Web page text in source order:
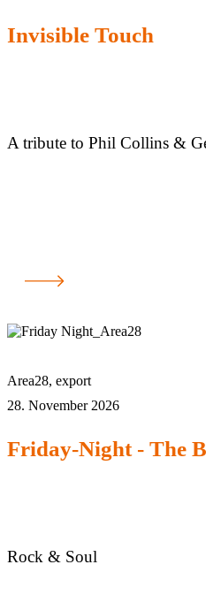
Invisible Touch
A tribute to Phil Collins &
Area28, export
28. November 2026
Friday-Night - The
Rock & Soul